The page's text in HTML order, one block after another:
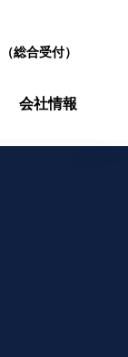
（総合受付）
会社情報